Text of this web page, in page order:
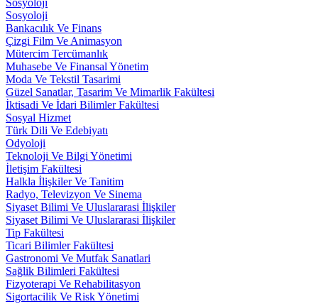
Sosyoloji
Sosyoloji
Bankacılık Ve Finans
Çizgi Film Ve Animasyon
Mütercim Tercümanlık
Muhasebe Ve Finansal Yönetim
Moda Ve Tekstil Tasarimi
Güzel Sanatlar, Tasarim Ve Mimarlik Fakültesi
İktisadi Ve İdari Bilimler Fakültesi
Sosyal Hizmet
Türk Dili Ve Edebiyatı
Odyoloji
Teknoloji Ve Bilgi Yönetimi
İletişim Fakültesi
Halkla İlişkiler Ve Tanitim
Radyo, Televizyon Ve Sinema
Siyaset Bilimi Ve Uluslararasi İlişkiler
Siyaset Bilimi Ve Uluslararasi İlişkiler
Tip Fakültesi
Ticari Bilimler Fakültesi
Gastronomi Ve Mutfak Sanatlari
Sağlik Bilimleri Fakültesi
Fizyoterapi Ve Rehabilitasyon
Sigortacilik Ve Risk Yönetimi